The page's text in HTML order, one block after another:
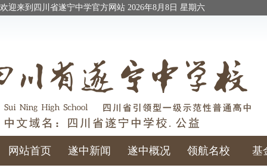
欢迎来到四川省遂宁中学官方网站 2026年8月8日 星期六
网站首页 遂中新闻 遂中概况 领航名校 基